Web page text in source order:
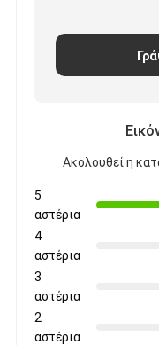
Ακολουθεί η
5
αστέρια
4
αστέρια
3
αστέρια
2
αστέρια